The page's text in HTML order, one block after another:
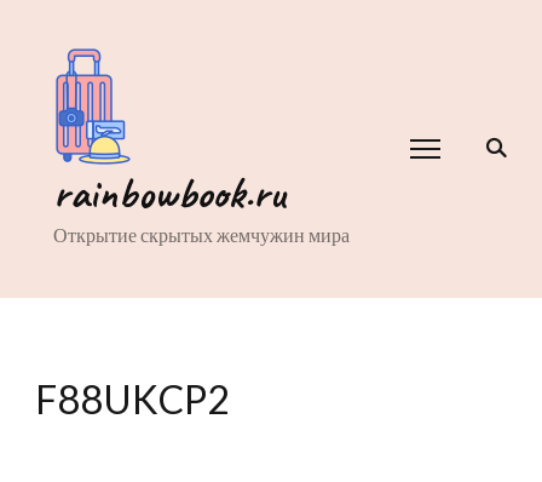
rainbowbook.ru
Открытие скрытых жемчужин мира
F88UKCP2